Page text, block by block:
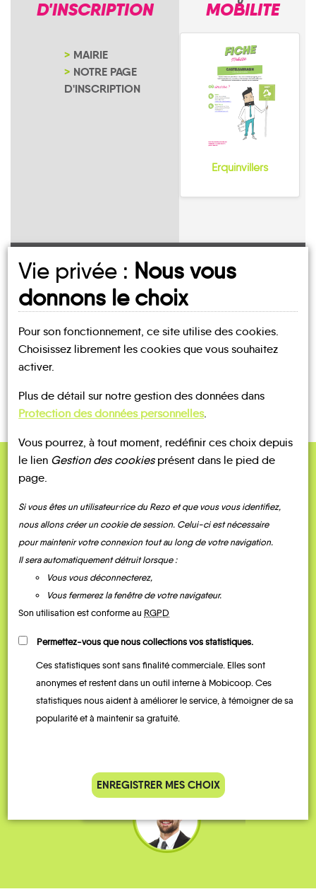
D'INSCRIPTION
MAIRIE
NOTRE PAGE
D'INSCRIPTION
MOBILITE
Erquinvillers
UN AVIS, UN TÉMOIGNAGE
À PARTAGER ?
QUELQUES
Témoignages
Je vais bosser en train, mais le
parking de la gare est toujours
complet alors j’ai testé Rezo
Pouce. Comme ça marche
Vie privée : Nous vous
donnons le choix
Pour son fonctionnement, ce site utilise des cookies.
Choisissez librement les cookies que vous souhaitez
activer.
Plus de détail sur notre gestion des données dans
Protection des données personnelles.
Vous pourrez, à tout moment, redéfinir ces choix depuis
le lien Gestion des cookiesprésent dans le pied de
page.
Si vous êtes un utilisateur·rice du Rezo et que vous vous identifiez,
nous allons créer un cookie de session. Celui-ci est nécessaire
pour maintenir votre connexion tout au long de votre navigation.
Il sera automatiquement détruit lorsque :
Vous vous déconnecterez,
Vous fermerez la fenêtre de votre navigateur.
Son utilisation est conforme au RGPD
Permettez-vous que nous collections vos statistiques.
Ces statistiques sont sans finalité commerciale. Elles sont
anonymes et restent dans un outil interne à Mobicoop. Ces
statistiques nous aident à améliorer le service, à témoigner de sa
popularité et à maintenir sa gratuité.
ENREGISTRER MES CHOIX